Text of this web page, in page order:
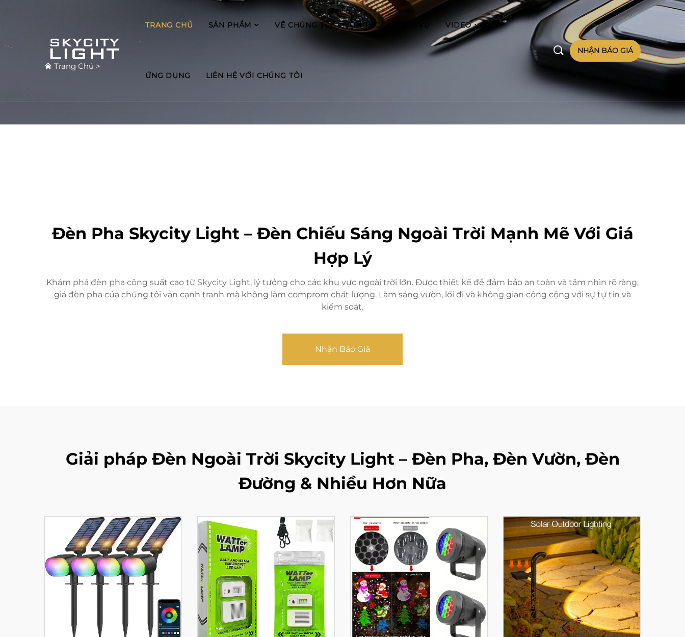
TRANG CHỦ SẢN PHẨM VỀ CHÚNG TÔI TIN TỨC DỊCH VỤ VIDEO
ỨNG DỤNG LIÊN HỆ VỚI CHÚNG TÔI
 NHẬN BÁO GIÁ
Trang Chủ >
Đèn Pha Skycity Light – Đèn Chiếu Sáng Ngoài Trời Mạnh Mẽ Với Giá
Hợp Lý
Khám phá đèn pha công suất cao từ Skycity Light, lý tưởng cho các khu vực ngoài trời lớn. Được thiết kế để đảm bảo an toàn và tầm nhìn rõ ràng,
giá đèn pha của chúng tôi vẫn cạnh tranh mà không làm comprom chất lượng. Làm sáng vườn, lối đi và không gian công cộng với sự tự tin và
kiểm soát.
Nhận Báo Giá
Giải pháp Đèn Ngoài Trời Skycity Light – Đèn Pha, Đèn Vườn, Đèn
Đường & Nhiều Hơn Nữa